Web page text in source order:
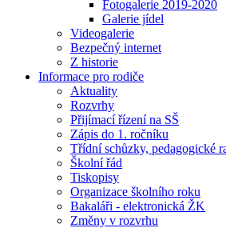
Fotogalerie 2019-2020
Galerie jídel
Videogalerie
Bezpečný internet
Z historie
Informace pro rodiče
Aktuality
Rozvrhy
Přijímací řízení na SŠ
Zápis do 1. ročníku
Třídní schůzky, pedagogické
Školní řád
Tiskopisy
Organizace školního roku
Bakaláři - elektronická ŽK
Změny v rozvrhu